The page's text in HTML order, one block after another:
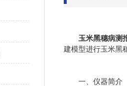
玉米黑穗病测
建模型进行玉米黑
一、仪器简介